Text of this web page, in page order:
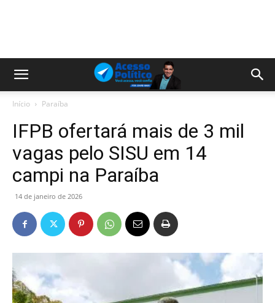
Início Paraíba
IFPB ofertará mais de 3 mil
vagas pelo SISU em 14
campi na Paraíba
14 de janeiro de 2026